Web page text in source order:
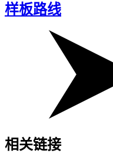
样板路线
相关链接